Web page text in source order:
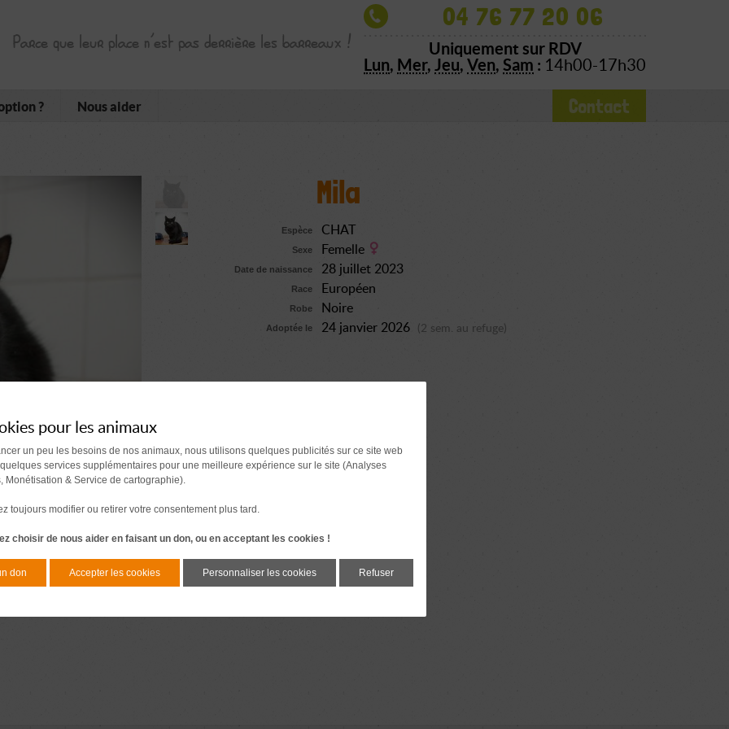
Parce que leur place n’est pas derrière les barreaux !
04 76 77 20 06
Uniquement sur RDV
Lun, Mer, Jeu, Ven, Sam : 14h00-17h30
? Nous aider Contact
Mila
Espèce CHAT
Sexe Femelle
Date de naissance 28 juillet 2023
Race Européen
Robe Noire
Adoptée le 24 janvier 2026 (2 sem. au refuge)
pour les animaux
un peu les besoins de nos animaux, nous utilisons quelques publicités sur ce site web
services supplémentaires pour une meilleure expérience sur le site (Analyses
Monétisation & Service de cartographie).
toujours modifier ou retirer votre consentement plus tard.
choisir de nous aider en faisant un don, ou en acceptant les cookies !
don Accepter les cookies Personnaliser les cookies Refuser